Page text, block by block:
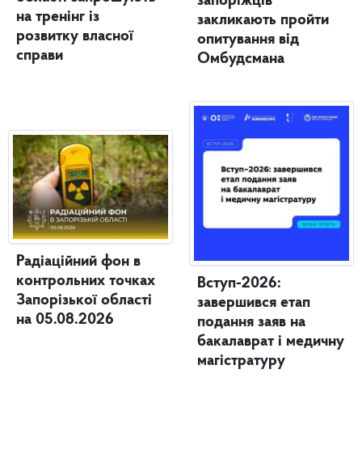
на тренінг із
розвитку власної
справи
Радіаційний фон в
контрольних точках
Запорізької області
на 05.08.2026
закликають пройти
опитування від
Омбудсмана
Вступ-2026:
завершився етап
подання заяв на
бакалаврат і медичну
магістратуру